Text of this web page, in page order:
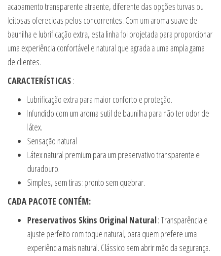
acabamento transparente atraente, diferente das opções turvas ou
leitosas oferecidas pelos concorrentes. Com um aroma suave de
baunilha e lubrificação extra, esta linha foi projetada para proporcionar
uma experiência confortável e natural que agrada a uma ampla gama
de clientes.
CARACTERÍSTICAS:
Lubrificação extra para maior conforto e proteção.
Infundido com um aroma sutil de baunilha para não ter odor de
látex.
Sensação natural
Látex natural premium para um preservativo transparente e
duradouro.
Simples, sem tiras: pronto sem quebrar.
CADA PACOTE CONTÉM:
Preservativos Skins Original Natural: Transparência e
ajuste perfeito com toque natural, para quem prefere uma
experiência mais natural. Clássico sem abrir mão da segurança.